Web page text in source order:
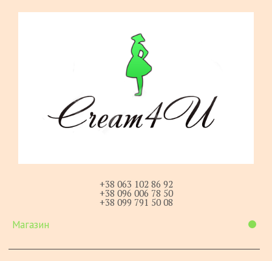
+38 063 102 86 92
+38 096 006 78 50
+38 099 791 50 08
Магазин